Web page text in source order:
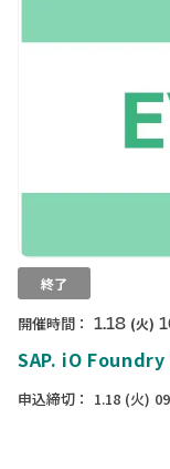
終了
開催時間： 1.18 (火)
SAP. iO
申込締切： 1.18 (火)